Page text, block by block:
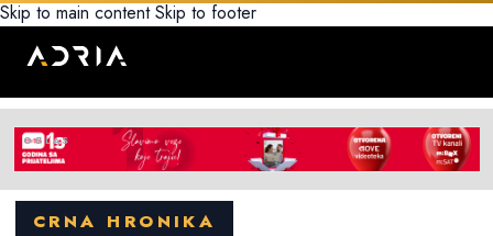
Skip to main content Skip to footer
CRNA HRONIKA